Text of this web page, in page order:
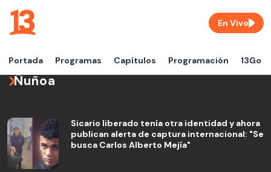
Portada Programas Capítulos Programación 13Go
En Vivo
Ñuñoa
Sicario liberado tenía otra identidad y ahora
publican alerta de captura internacional: "Se
busca Carlos Alberto Mejía"